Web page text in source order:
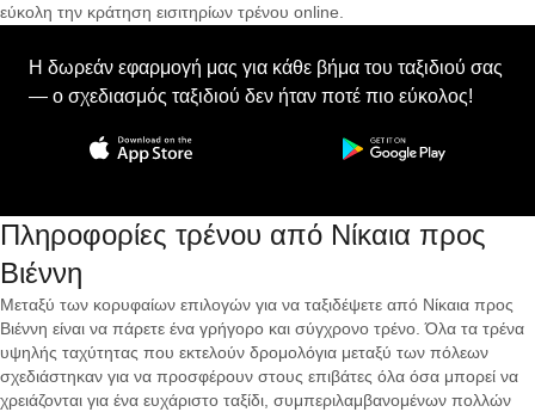
εύκολη την κράτηση εισιτηρίων τρένου online.
Η δωρεάν εφαρμογή μας για κάθε βήμα του ταξιδιού σας
— ο σχεδιασμός ταξιδιού δεν ήταν ποτέ πιο εύκολος!
Πληροφορίες τρένου από Νίκαια προς
Βιέννη
Μεταξύ των κορυφαίων επιλογών για να ταξιδέψετε από Νίκαια προς
Βιέννη είναι να πάρετε ένα γρήγορο και σύγχρονο τρένο. Όλα τα τρένα
υψηλής ταχύτητας που εκτελούν δρομολόγια μεταξύ των πόλεων
σχεδιάστηκαν για να προσφέρουν στους επιβάτες όλα όσα μπορεί να
χρειάζονται για ένα ευχάριστο ταξίδι, συμπεριλαμβανομένων πολλών